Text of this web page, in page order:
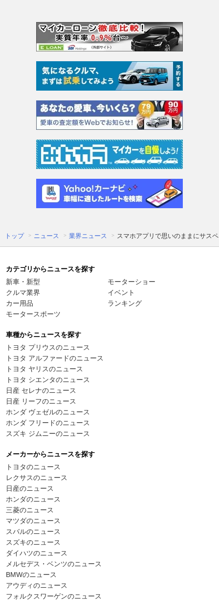
トップ ニュース 業界ニュース スマホアプリで思いのままにサス
カテゴリからニュースを探す
新車・新型
クルマ業界
カー用品
モータースポーツ
モーターショー
イベント
ランキング
車種からニュースを探す
トヨタ プリウスのニュース
トヨタ アルファードのニュース
トヨタ ヤリスのニュース
トヨタ シエンタのニュース
日産 セレナのニュース
日産 リーフのニュース
ホンダ ヴェゼルのニュース
ホンダ フリードのニュース
スズキ ジムニーのニュース
メーカーからニュースを探す
トヨタのニュース
レクサスのニュース
日産のニュース
ホンダのニュース
三菱のニュース
マツダのニュース
スバルのニュース
スズキのニュース
ダイハツのニュース
メルセデス・ベンツのニュース
BMWのニュース
アウディのニュース
フォルクスワーゲンのニュース